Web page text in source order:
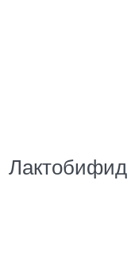
Лактобифид